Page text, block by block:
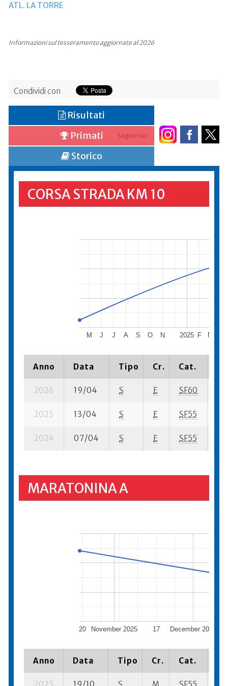
ATL. LA TORRE
Informazioni sul tesseramento aggiornate al 2026
Condividi con
Seguici su:
Risultati
Primati
Storico
CORSA STRADA KM 10
2025
M J J A S O N F M
Anno Data Tipo Cr. Cat.
2026 19/04 S E SF60
2025 13/04 S E SF55
2024 07/04 S E SF55
MARATONINA A
November 2025 December 2025
20 17
Anno Data Tipo Cr. Cat.